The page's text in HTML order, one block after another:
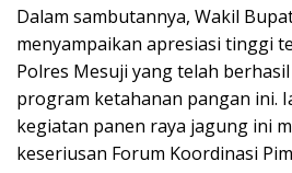
​Dalam sambutannya, Wakil
menyampaikan apresiasi tinggi
Polres Mesuji yang telah
program ketahanan pangan ini.
kegiatan panen raya jagung ini
keseriusan Forum Koordinasi